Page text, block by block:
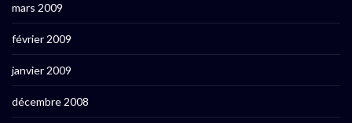
mars 2009
février 2009
janvier 2009
décembre 2008